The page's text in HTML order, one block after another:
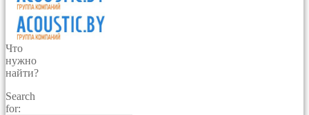
Что
нужно
найти?
Search
for: